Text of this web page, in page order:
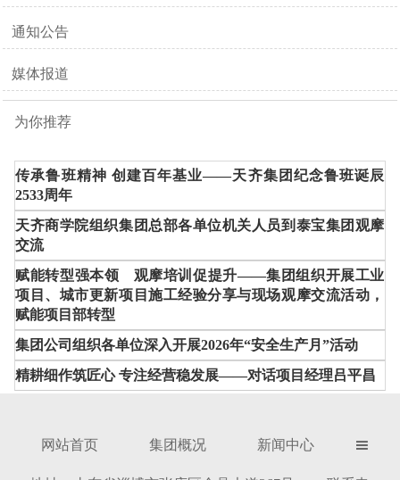
通知公告
媒体报道
为你推荐
传承鲁班精神 创建百年基业——天齐集团纪念鲁班诞辰
2533周年
天齐商学院组织集团总部各单位机关人员到泰宝集团观摩
交流
赋能转型强本领 观摩培训促提升——集团组织开展工业
项目、城市更新项目施工经验分享与现场观摩交流活动，
赋能项目部转型
集团公司组织各单位深入开展2026年“安全生产月”活动
精耕细作筑匠心 专注经营稳发展——对话项目经理吕平昌
网站首页 集团概况 新闻中心 